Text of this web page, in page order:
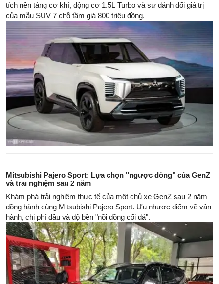
tích nền tảng cơ khí, động cơ 1.5L Turbo và sự đánh đổi giá trị
của mẫu SUV 7 chỗ tầm giá 800 triệu đồng.
Mitsubishi Pajero Sport: Lựa chọn "ngược dòng" của GenZ
và trải nghiệm sau 2 năm
Khám phá trải nghiệm thực tế của một chủ xe GenZ sau 2 năm
đồng hành cùng Mitsubishi Pajero Sport. Ưu nhược điểm về vận
hành, chi phí dầu và độ bền "nồi đồng cối đá".